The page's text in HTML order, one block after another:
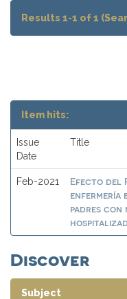
Results 1-1 of 1
Item hits:
Issue
Date
Title
Feb-2021
Efecto del
enfermería
padres con
Discover
Subject